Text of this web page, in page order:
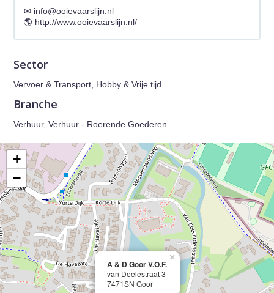
info@ooievaarslijn.nl
http://www.ooievaarslijn.nl/
Sector
Vervoer & Transport, Hobby & Vrije tijd
Branche
Verhuur, Verhuur - Roerende Goederen
A & D Goor V.O.F.
van Deelestraat 3
7471SN Goor
×
+
−